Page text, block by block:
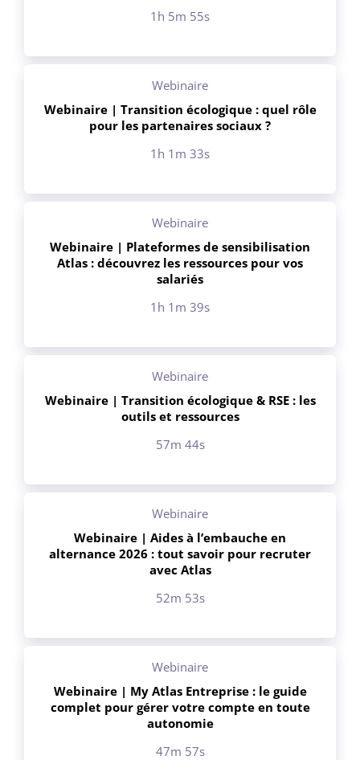
1h 5m 55s
Webinaire
Webinaire | Transition écologique : quel rôle
pour les partenaires sociaux ?
1h 1m 33s
Webinaire
Webinaire | Plateformes de sensibilisation
Atlas : découvrez les ressources pour vos
salariés
1h 1m 39s
Webinaire
Webinaire | Transition écologique & RSE : les
outils et ressources
57m 44s
Webinaire
Webinaire | Aides à l’embauche en
alternance 2026 : tout savoir pour recruter
avec Atlas
52m 53s
Webinaire
Webinaire | My Atlas Entreprise : le guide
complet pour gérer votre compte en toute
autonomie
47m 57s